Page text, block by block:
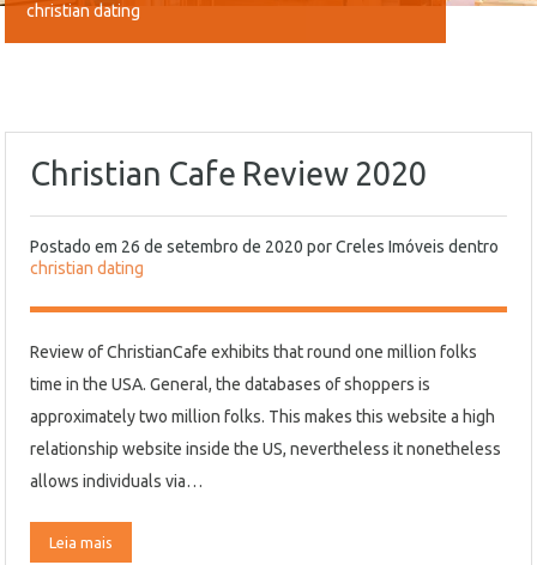
christian dating
Christian Cafe Review 2020
Postado em 26 de setembro de 2020 porCreles Imóveis dentro
christian dating
Review of ChristianCafe exhibits that round one million folks
time in the USA. General, the databases of shoppers is
approximately two million folks. This makes this website a high
relationship website inside the US, nevertheless it nonetheless
allows individuals via…
Leia mais